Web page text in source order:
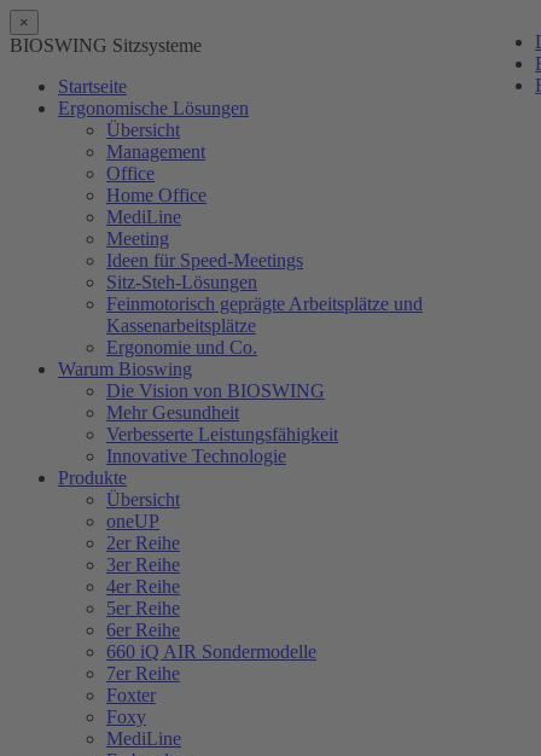
×
BIOSWING Sitzsysteme
Startseite
Ergonomische Lösungen
Übersicht
Management
Office
Home Office
MediLine
Meeting
Ideen für Speed-Meetings
Sitz-Steh-Lösungen
Feinmotorisch geprägte Arbeitsplätze und
Kassenarbeitsplätze
Ergonomie und Co.
Warum Bioswing
Die Vision von BIOSWING
Mehr Gesundheit
Verbesserte Leistungsfähigkeit
Innovative Technologie
Produkte
Übersicht
oneUP
2er Reihe
3er Reihe
4er Reihe
5er Reihe
6er Reihe
660 iQ AIR Sondermodelle
7er Reihe
Foxter
Foxy
MediLine